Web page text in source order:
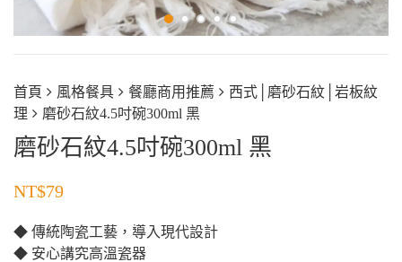
首頁 風格餐具 餐廳商用推薦
西式│磨砂石紋│岩板紋
理
磨砂石紋4.5吋碗300ml 黑
磨砂石紋4.5吋碗300ml 黑
NT$79
◆ 傳統陶瓷工藝，導入現代設計
◆ 安心講究高溫瓷器